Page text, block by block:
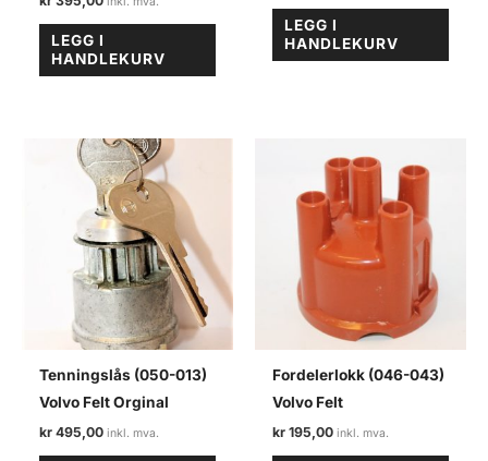
LEGG I
HANDLEKURV
LEGG I
HANDLEKURV
Tenningslås (050-013)
Volvo Felt Orginal
kr 495,00
Fordelerlokk (046-043)
Volvo Felt
kr 195,00